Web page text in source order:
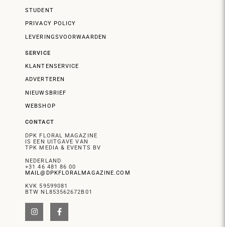
STUDENT
PRIVACY POLICY
LEVERINGSVOORWAARDEN
SERVICE
KLANTENSERVICE
ADVERTEREN
NIEUWSBRIEF
WEBSHOP
CONTACT
DPK FLORAL MAGAZINE
IS EEN UITGAVE VAN
TPK MEDIA & EVENTS BV
NEDERLAND
+31 46 481 86 00
MAIL@DPKFLORALMAGAZINE.COM
KVK 59599081
BTW NL853562672B01